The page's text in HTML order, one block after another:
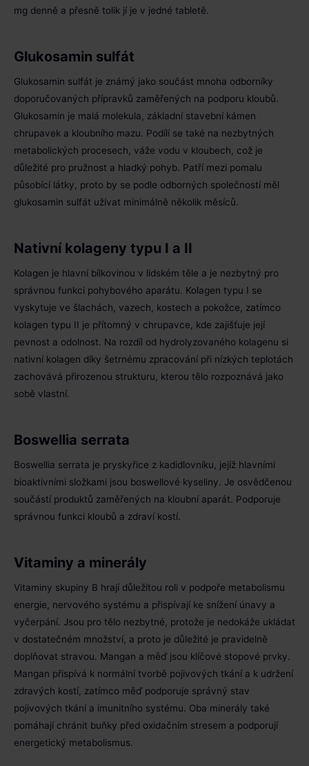
mg denně a přesně tolik jí je v jedné tabletě.
Glukosamin sulfát
Glukosamin sulfát je známý jako součást mnoha odborníky
doporučovaných přípravků zaměřených na podporu kloubů.
Glukosamin je malá molekula, základní stavební kámen
chrupavek a kloubního mazu. Podílí se také na nezbytných
metabolických procesech, váže vodu v kloubech, což je
důležité pro pružnost a hladký pohyb. Patří mezi pomalu
působící látky, proto by se podle odborných společností měl
glukosamin sulfát užívat minimálně několik měsíců.
Nativní kolageny typu I a II
Kolagen je hlavní bílkovinou v lidském těle a je nezbytný pro
správnou funkci pohybového aparátu. Kolagen typu I se
vyskytuje ve šlachách, vazech, kostech a pokožce, zatímco
kolagen typu II je přítomný v chrupavce, kde zajišťuje její
pevnost a odolnost. Na rozdíl od hydrolyzovaného kolagenu si
nativní kolagen díky šetrnému zpracování při nízkých teplotách
zachovává přirozenou strukturu, kterou tělo rozpoznává jako
sobě vlastní.
Boswellia serrata
Boswellia serrata je pryskyřice z kadidlovníku, jejíž hlavními
bioaktivními složkami jsou boswellové kyseliny. Je osvědčenou
součástí produktů zaměřených na kloubní aparát. Podporuje
správnou funkci kloubů a zdraví kostí.
Vitaminy a minerály
Vitaminy skupiny B hrají důležitou roli v podpoře metabolismu
energie, nervového systému a přispívají ke snížení únavy a
vyčerpání. Jsou pro tělo nezbytné, protože je nedokáže ukládat
v dostatečném množství, a proto je důležité je pravidelně
doplňovat stravou. Mangan a měď jsou klíčové stopové prvky.
Mangan přispívá k normální tvorbě pojivových tkání a k udržení
zdravých kostí, zatímco měď podporuje správný stav
pojivových tkání a imunitního systému. Oba minerály také
pomáhají chránit buňky před oxidačním stresem a podporují
energetický metabolismus.